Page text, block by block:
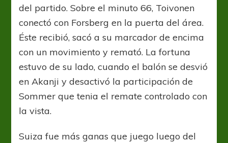
del partido. Sobre el minuto 66, Toivonen
conectó con Forsberg en la puerta del área.
Éste recibió, sacó a su marcador de encima
con un movimiento y remató. La fortuna
estuvo de su lado, cuando el balón se desvió
en Akanji y desactivó la participación de
Sommer que tenia el remate controlado con
la vista.
Suiza fue más ganas que juego luego del